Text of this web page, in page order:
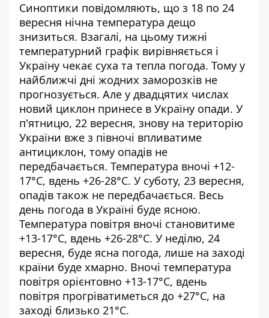
Синоптики повідомляють, що з 18 по 24
вересня нічна температура дещо
знизиться. Взагалі, на цьому тижні
температурний графік вирівняється і
Україну чекає суха та тепла погода. Тому у
найближчі дні жодних заморозків не
прогнозується. Але у двадцятих числах
новий циклон принесе в Україну опади. У
п'ятницю, 22 вересня, знову на територію
України вже з півночі впливатиме
антициклон, тому опадів не
передбачається. Температура вночі +12-
17°С, вдень +26-28°С. У суботу, 23 вересня,
опадів також не передбачається. Весь
день погода в Україні буде ясною.
Температура повітря вночі становитиме
+13-17°С, вдень +26-28°С. У неділю, 24
вересня, буде ясна погода, лише на заході
країни буде хмарно. Вночі температура
повітря орієнтовно +13-17°С, вдень
повітря прогріватиметься до +27°С, на
заході близько 21°С.